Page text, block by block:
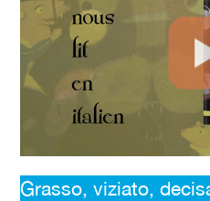
Grasso, viziato,